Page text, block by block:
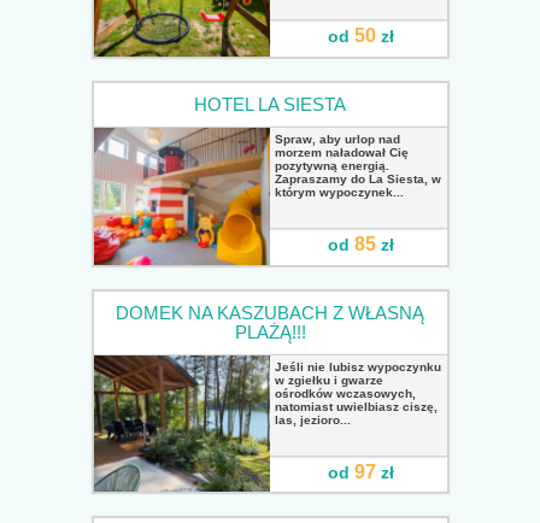
od50 zł
HOTEL LA SIESTA
Spraw, aby urlop nad
morzem naładował Cię
pozytywną energią.
Zapraszamy do La Siesta, w
którym wypoczynek...
od85 zł
DOMEK NA KASZUBACH Z WŁASNĄ
PLAŻĄ!!!
Jeśli nie lubisz wypoczynku
w zgiełku i gwarze
ośrodków wczasowych,
natomiast uwielbiasz ciszę,
las, jezioro...
od97 zł